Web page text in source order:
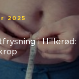
2025
i Hillerød: